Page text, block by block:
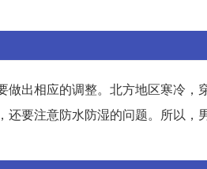
出相应的调整。北方地区寒冷
还要注意防水防湿的问题。所以